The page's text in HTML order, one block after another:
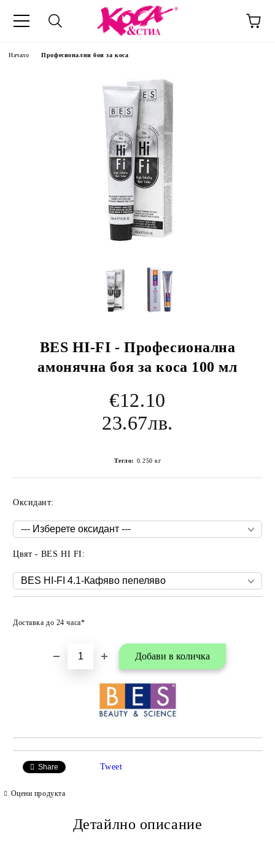
Начало Професионални бои за коса
BES HI-FI - Професионална
амонячна боя за коса 100 мл
€12.10
23.67лв.
Тегло: 0.250 кг
Оксидант:
Цвят - BES HI FI:
Доставка до 24 часа*
Share Tweet
Оцени продукта
Детайлно описание